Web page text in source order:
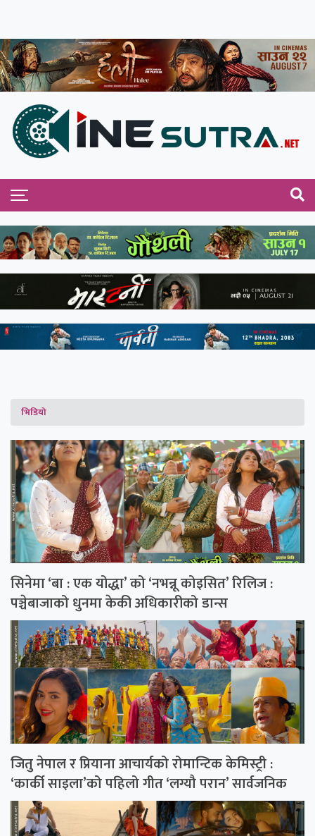
भिडियो
सिनेमा ‘बा : एक योद्धा’ को ‘नभन्नू कोइसित’ रिलिज :
पञ्चेबाजाको धुनमा केकी अधिकारीको डान्स
जितु नेपाल र प्रियाना आचार्यको रोमान्टिक केमिस्ट्री :
‘कार्की साइला’को पहिलो गीत ‘लग्यौ परान’ सार्वजनिक